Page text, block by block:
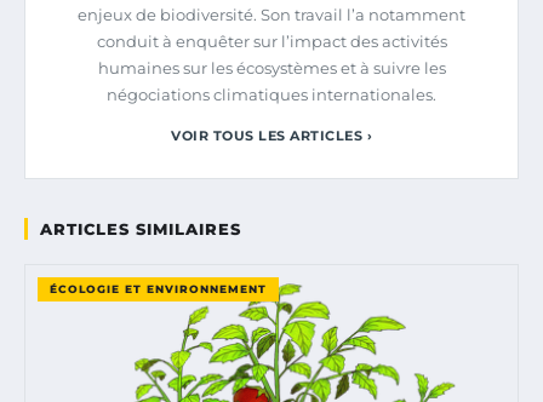
enjeux de biodiversité. Son travail l’a notamment
conduit à enquêter sur l’impact des activités
humaines sur les écosystèmes et à suivre les
négociations climatiques internationales.
VOIR TOUS LES ARTICLES ›
ARTICLES SIMILAIRES
ÉCOLOGIE ET ENVIRONNEMENT